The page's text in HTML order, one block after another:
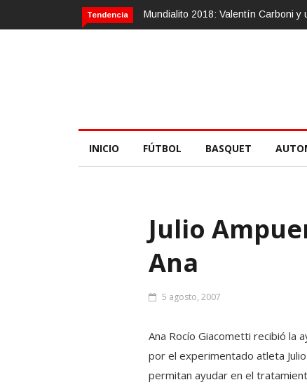
Tendencia Mundialito 2018: Valentín Carboni y
INICIO FÚTBOL BASQUET
Julio
Ana
5 agosto, 2007
Ana Rocío Giacometti recibió la
por el experimentado atleta
permitan ayudar en el